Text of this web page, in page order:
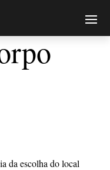
da escolha do local